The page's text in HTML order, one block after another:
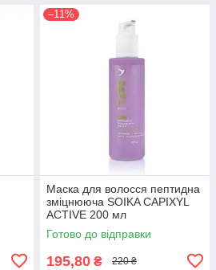
–11%
Маска для волосся пептидна
зміцнююча SOIKA CAPIXYL
ACTIVE 200 мл
Готово до відправки
195,80 ₴ 220 ₴